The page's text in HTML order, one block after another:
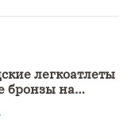
легкоатлеты
бронзы на